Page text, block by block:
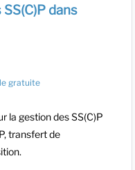
dans
gratuite
la gestion des SS(C)P
transfert de